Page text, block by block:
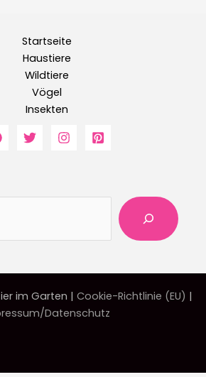
Startseite
Haustiere
Wildtiere
Vögel
Insekten
im Garten | Cookie-Richtlinie (EU) |
Datenschutz